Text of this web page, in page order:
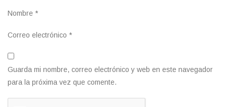
Nombre *
Correo electrónico *
Guarda mi nombre, correo electrónico y web en este navegador
para la próxima vez que comente.